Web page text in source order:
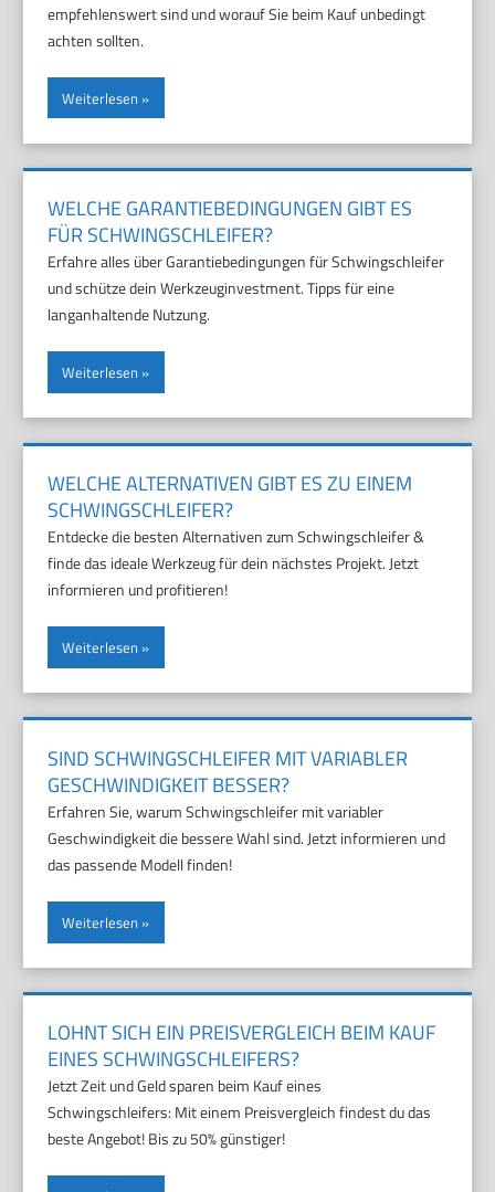
empfehlenswert sind und worauf Sie beim Kauf unbedingt
achten sollten.
Weiterlesen
WELCHE GARANTIEBEDINGUNGEN GIBT ES
FÜR SCHWINGSCHLEIFER?
Erfahre alles über Garantiebedingungen für Schwingschleifer
und schütze dein Werkzeuginvestment. Tipps für eine
langanhaltende Nutzung.
Weiterlesen
WELCHE ALTERNATIVEN GIBT ES ZU EINEM
SCHWINGSCHLEIFER?
Entdecke die besten Alternativen zum Schwingschleifer &
finde das ideale Werkzeug für dein nächstes Projekt. Jetzt
informieren und profitieren!
Weiterlesen
SIND SCHWINGSCHLEIFER MIT VARIABLER
GESCHWINDIGKEIT BESSER?
Erfahren Sie, warum Schwingschleifer mit variabler
Geschwindigkeit die bessere Wahl sind. Jetzt informieren und
das passende Modell finden!
Weiterlesen
LOHNT SICH EIN PREISVERGLEICH BEIM KAUF
EINES SCHWINGSCHLEIFERS?
Jetzt Zeit und Geld sparen beim Kauf eines
Schwingschleifers: Mit einem Preisvergleich findest du das
beste Angebot! Bis zu 50% günstiger!